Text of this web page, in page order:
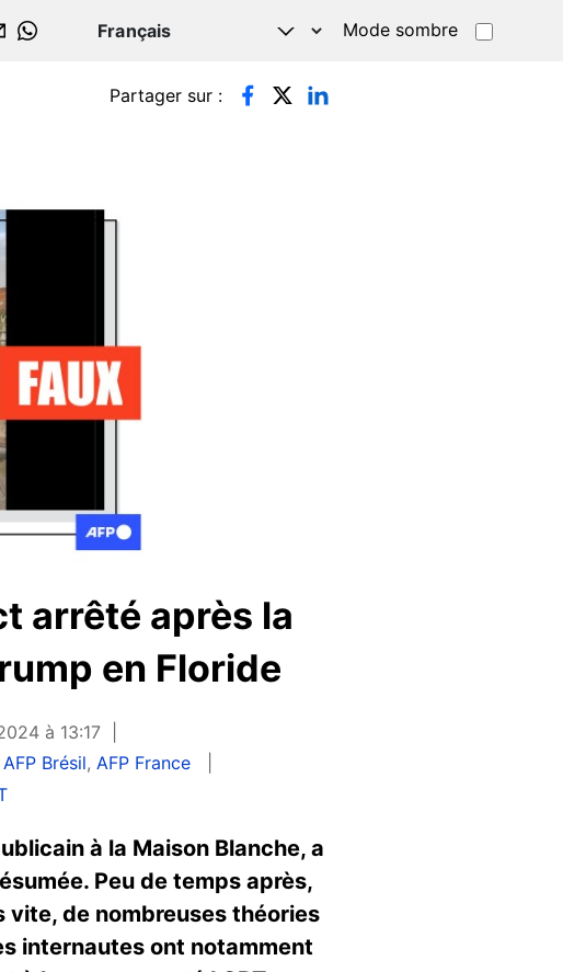
WHATSAPP
Mode sombre
Partager sur :
arrêté après la
en Floride
à 13:17
AFP Brésil,AFP France
à la Maison Blanche, a
Peu de temps après,
vite, de nombreuses théories
internautes ont notamment